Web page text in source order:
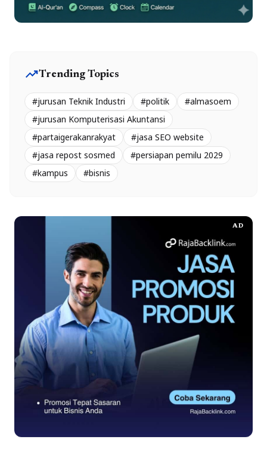
trending_upTrending Topics
#jurusan Teknik Industri #politik
#almasoem
#jurusan Komputerisasi Akuntansi
#partaigerakanrakyat
#jasa SEO website
#jasa repost sosmed
#persiapan pemilu 2029
#kampus
#bisnis
AD